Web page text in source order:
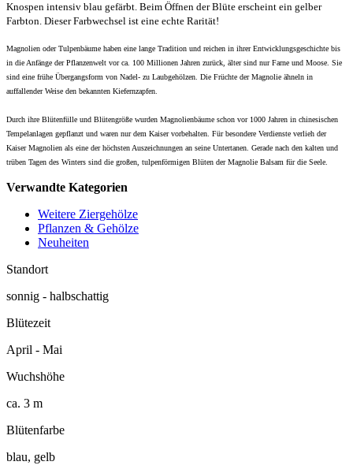
Knospen intensiv blau gefärbt. Beim Öffnen der Blüte erscheint ein gelber
Farbton. Dieser Farbwechsel ist eine echte Rarität!
Magnolien oder Tulpenbäume haben eine lange Tradition und reichen in ihrer Entwicklungsgeschichte bis
in die Anfänge der Pflanzenwelt vor ca. 100 Millionen Jahren zurück, älter sind nur Farne und Moose. Sie
sind eine frühe Übergangsform von Nadel- zu Laubgehölzen. Die Früchte der Magnolie ähneln in
auffallender Weise den bekannten Kiefernzapfen.
Durch ihre Blütenfülle und Blütengröße wurden Magnolienbäume schon vor 1000 Jahren in chinesischen
Tempelanlagen gepflanzt und waren nur dem Kaiser vorbehalten. Für besondere Verdienste verlieh der
Kaiser Magnolien als eine der höchsten Auszeichnungen an seine Untertanen. Gerade nach den kalten und
trüben Tagen des Winters sind die großen, tulpenförmigen Blüten der Magnolie Balsam für die Seele.
Verwandte Kategorien
Weitere Ziergehölze
Pflanzen & Gehölze
Neuheiten
Standort
sonnig - halbschattig
Blütezeit
April - Mai
Wuchshöhe
ca. 3 m
Blütenfarbe
blau, gelb